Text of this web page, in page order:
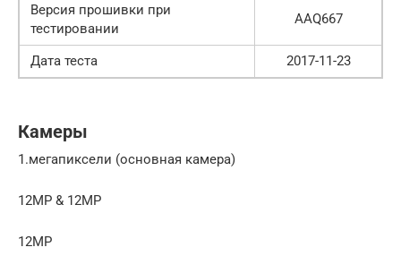
Версия прошивки при
тестировании
AAQ667
Дата теста 2017-11-23
Камеры
1.мегапиксели (основная камера)
12MP & 12MP
12MP